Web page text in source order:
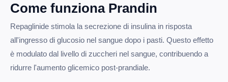
Come funziona Prandin
Repaglinide stimola la secrezione di insulina in risposta
all'ingresso di glucosio nel sangue dopo i pasti. Questo effetto
è modulato dal livello di zuccheri nel sangue, contribuendo a
ridurre l'aumento glicemico post-prandiale.